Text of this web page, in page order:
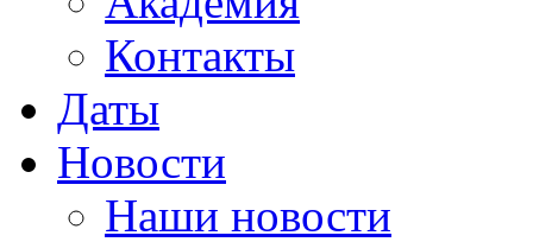
Контакты
Даты
Новости
Наши новости